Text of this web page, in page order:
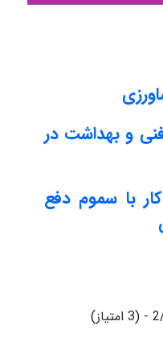
و بهداشت در
با سموم دفع